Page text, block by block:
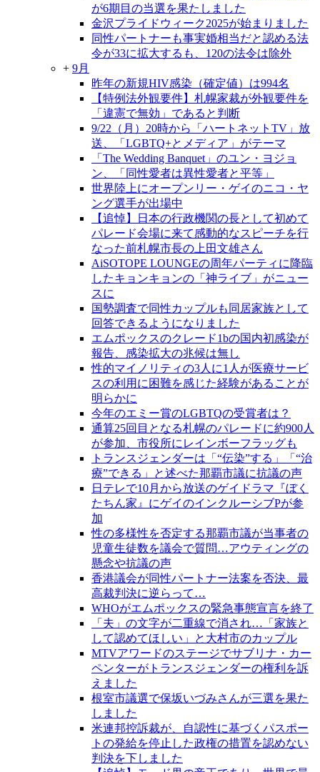
が6期目の当選を果たしました
金沢プライドウィーク2025が始まりました
同性パートナーも事実婚相当だと認める法
令が33に拡大するも、120の法令は除外
+ 9月
昨年の新規HIV感染（確定値）は994名
【特例法外観要件】札幌家裁が外観要件を
「違憲で無効」であると判断
9/22（月）20時から「ハートネットTV」放
送、「LGBTQ+とメディア」がテーマ
「The Wedding Banquet」のユン・ヨジョ
ン、「同性愛者は異性愛者と平等」
世界陸上にオープンリー・ゲイのニコ・ヤ
ング選手が出場中
【追悼】日本の行政機関の長として初めて
パレード会場に来て感動的なスピーチを行
なった前札幌市長の上田文雄さん
AiSOTOPE LOUNGEの周年パーティに降臨
したキョンキョンの「神ライブ」がニュー
スに
国勢調査で同性カップルも同居家族として
回答できるようになりました
エムポックスのクレード1bの国内初感染が
報告、感染拡大の兆候は無し
性的マイノリティの3人に1人が医療サービ
スの利用に困難を感じた経験があることが
明らかに
今年のエミー賞のLGBTQの受賞者は？
通算25回目となる札幌のパレードに約900人
が参加、市役所にレインボーフラッグも
トランスジェンダーは「“伝染”する」「“治
療”できる」と述べた那覇市議に抗議の声
日テレで10月から放送のゲイドラマ『ぼく
たちん家』にゲイのインクルーシブPが参
加
性の多様性を否定する那覇市議が当事者の
児童生徒数を議会で質問…アウティングの
懸念や抗議の声
香港議会が同性パートナー法案を否決、最
高裁判決に逆らって…
WHOがエムポックスの緊急事態宣言を終了
「夫」の文字が二重線で消され…「家族と
して認めてほしい」と大村市のカップル
MTVアワードのステージでサブリナ・カー
ペンターがトランスジェンダーの権利を訴
えました
根室市議選で保坂いづみさんが三選を果た
しました
米連邦控訴裁が、自認性に基づくパスポー
トの発給を停止した政権の措置を認めない
判決を下しました